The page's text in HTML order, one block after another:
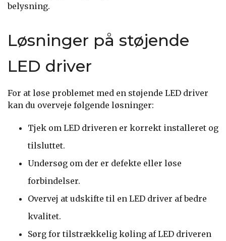
belysning.
Løsninger på støjende
LED driver
For at løse problemet med en støjende LED driver
kan du overveje følgende løsninger:
Tjek om LED driveren er korrekt installeret og
tilsluttet.
Undersøg om der er defekte eller løse
forbindelser.
Overvej at udskifte til en LED driver af bedre
kvalitet.
Sørg for tilstrækkelig køling af LED driveren